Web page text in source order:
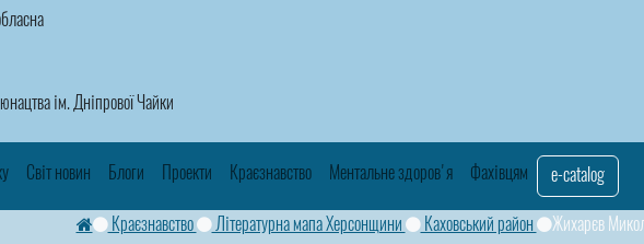
ім. Дніпрової Чайки
Світ новин Блоги Проекти Краєзнавство Ментальне здоров'я Фахівцям e-catalog
Краєзнавство Літературна мапа Херсонщини Каховський район Жихарєв